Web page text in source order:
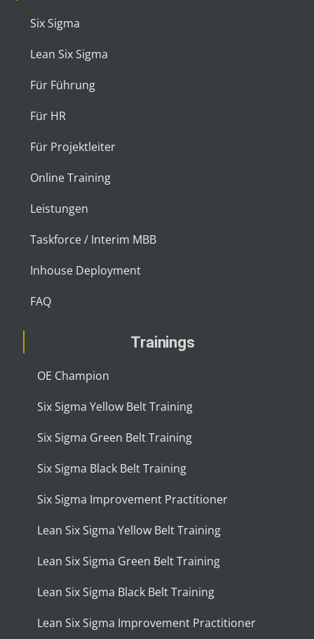
Six Sigma
Lean Six Sigma
Für Führung
Für HR
Für Projektleiter
Online Training
Leistungen
Taskforce / Interim MBB
Inhouse Deployment
FAQ
Trainings
OE Champion
Six Sigma Yellow Belt Training
Six Sigma Green Belt Training
Six Sigma Black Belt Training
Six Sigma Improvement Practitioner
Lean Six Sigma Yellow Belt Training
Lean Six Sigma Green Belt Training
Lean Six Sigma Black Belt Training
Lean Six Sigma Improvement Practitioner